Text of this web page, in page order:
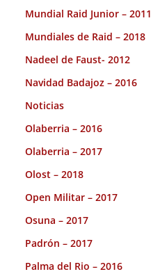
Mundial Raid Junior – 2011
Mundiales de Raid – 2018
Nadeel de Faust- 2012
Navidad Badajoz – 2016
Noticias
Olaberria – 2016
Olaberria – 2017
Olost – 2018
Open Militar – 2017
Osuna – 2017
Padrón – 2017
Palma del Rio – 2016